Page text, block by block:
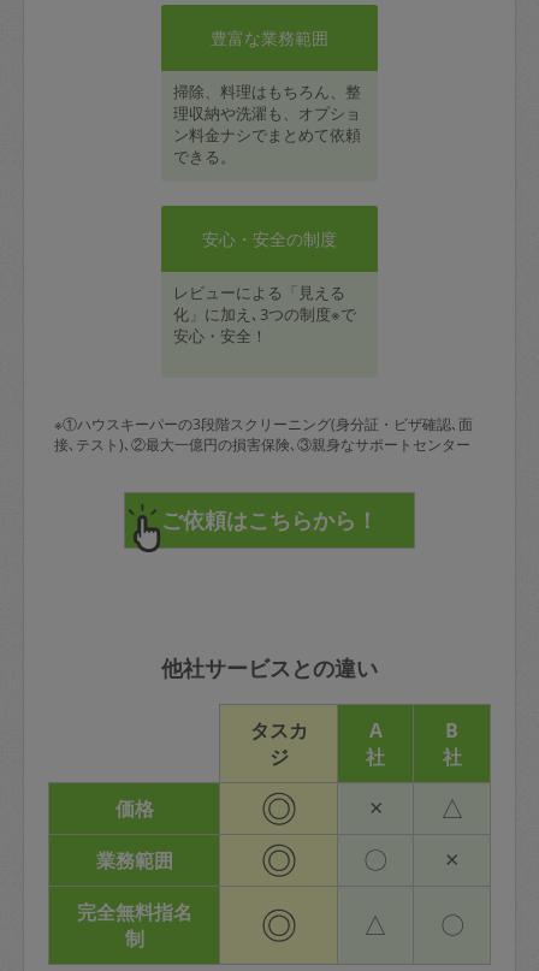
豊富な業務範囲
掃除、料理はもちろん、整
理収納や洗濯も、オプショ
ン料金ナシでまとめて依頼
できる。
安心・安全の制度
レビューによる「見える
化」に加え､3つの制度※で
安心・安全！
※①ハウスキーパーの3段階スクリーニング(身分証・ビザ確認､面
接､テスト)､②最大一億円の損害保険､③親身なサポートセンター
他社サービスとの違い
タスカ
ジ
A
社
B
社
価格
◎ × △
業務範囲 ◎ 〇 ×
完全無料指名
制
◎ △ 〇